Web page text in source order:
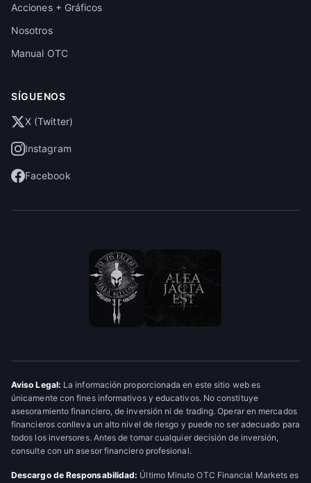
Acciones + Gráficos
Nosotros
Manual OTC
SÍGUENOS
X (Twitter)
Instagram
Facebook
Aviso Legal: La información proporcionada en este sitio web es
únicamente con fines informativos y educativos. No constituye
asesoramiento financiero, de inversión ni de trading. Operar en mercados
financieros conlleva un alto nivel de riesgo y puede no ser adecuado para
todos los inversores. Antes de tomar cualquier decisión de inversión,
consulte con un asesor financiero profesional.
Descargo de Responsabilidad: Último Minuto OTC Financial Markets es